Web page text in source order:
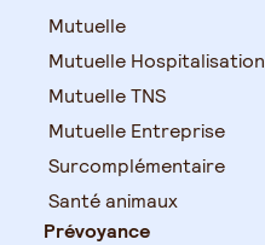
Mutuelle
Mutuelle Hospitalisation
Mutuelle TNS
Mutuelle Entreprise
Surcomplémentaire
Santé animaux
Prévoyance